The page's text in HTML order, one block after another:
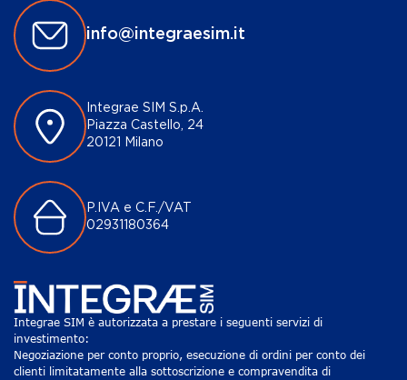
info@integraesim.it
Integrae SIM S.p.A.
Piazza Castello, 24
20121 Milano
P.IVA e C.F./VAT
02931180364
Integrae SIM è autorizzata a prestare i seguenti servizi di
investimento:
Negoziazione per conto proprio, esecuzione di ordini per conto dei
clienti limitatamente alla sottoscrizione e compravendita di